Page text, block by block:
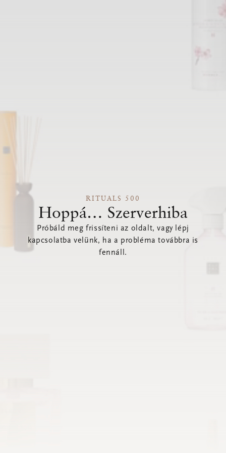
RITUALS 500
Hoppá… Szerverhiba
Próbáld meg frissíteni az oldalt, vagy lépj
kapcsolatba velünk, ha a probléma továbbra is
fennáll.